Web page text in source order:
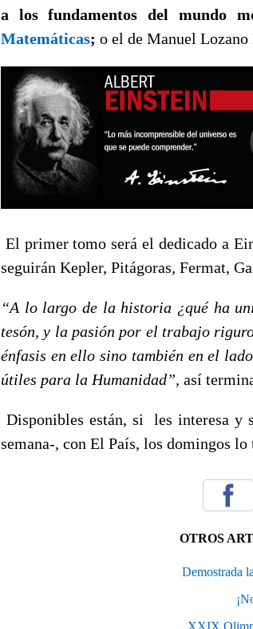
a los fundamentos del mundo
Matemáticas; o el de Manuel Lozano
El primer tomo será el dedicado a
seguirán Kepler, Pitágoras, Fermat,
“A lo largo de la historia ¿qué ha
tesón, y la pasión por el trabajo
énfasis en ello sino también en el
útiles para la Humanidad”, así
Disponibles están, si les interesa y
semana-, con El País, los domingos
OTROS
Demostrada
XXIX